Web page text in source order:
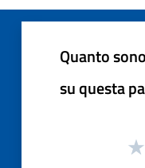
Quanto
su questa